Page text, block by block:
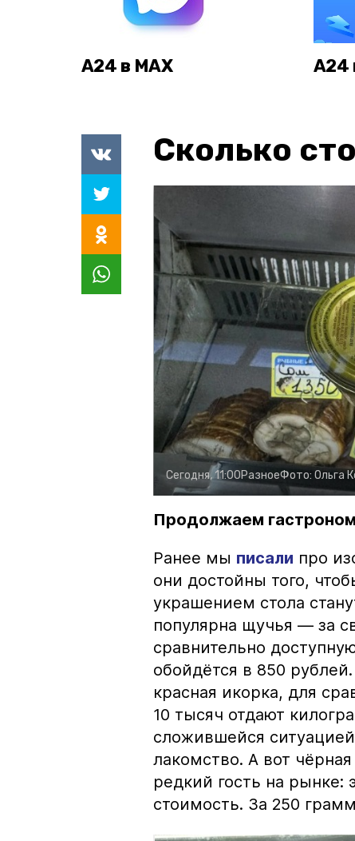
А24 в MAX А24
Сколько
Сегодня, 11:00РазноеФото: Ольга
Продолжаем
Ранее мы писали про
они достойны того,
украшением стола
популярна щучья — за
сравнительно
обойдётся в 850
красная икорка, для
10 тысяч отдают
сложившейся
лакомство. А вот
редкий гость на рынке:
стоимость. За 250